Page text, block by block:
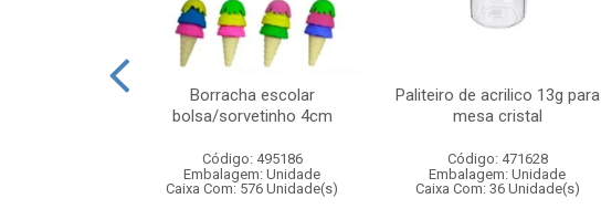
Borracha escolar
bolsa/sorvetinho 4cm
Código: 495186
Embalagem: Unidade
Caixa Com: 576 Unidade(s)
Paliteiro de acrilico 13g para
mesa cristal
Código: 471628
Embalagem: Unidade
Caixa Com: 36 Unidade(s)